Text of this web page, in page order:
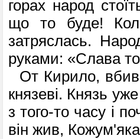
горах народ
що то буде!
затряслась.
руками: «Слава
От Кирило,
князеві. Князь
з того-то часу і
він жив,